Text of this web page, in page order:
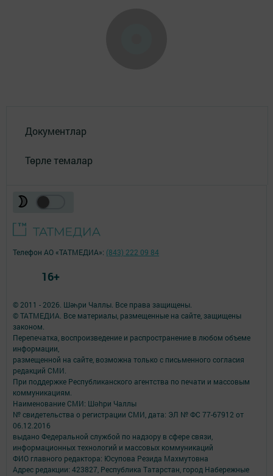
Документлар
Төрле темалар
© 2011 - 2026. Шәһри Чаллы. Все права защищены.
© ТАТМЕДИА. Все материалы, размещенные на сайте, защищены
законом.
Перепечатка, воспроизведение и распространение в любом объеме
информации,
размещенной на сайте, возможна только с письменного согласия
редакций СМИ.
При поддержке Республиканского агентства по печати и массовым
коммуникациям.
Наименование СМИ: Шəhри Чаллы
№ свидетельства о регистрации СМИ, дата: ЭЛ № ФС 77-67912 от
06.12.2016
выдано Федеральной службой по надзору в сфере связи,
информационных технологий и массовых коммуникаций
ФИО главного редактора: Юсупова Резида Махмутовна
Адрес редакции: 423827, Республика Татарстан, город Набережные
Телефон АО «ТАТМЕДИА»: (843) 222 09 84
16+